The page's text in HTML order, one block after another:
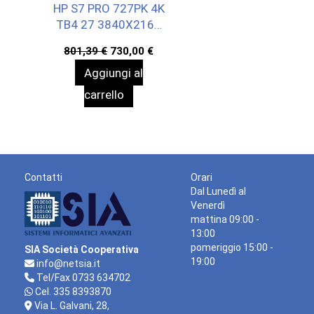
HP S7 PRO 727PK 4K
TB4 27 3840X2160
801,39€ Il
prezzo
originale
801,39 €.
730,00 €Il
prezzo
Aggiungi al
carrello
Contatti
SIA Società Cooperativa
info@netsia.it
Tel/Fax 0733 634702
Cel. 335 8393870
Via L. Galvani, 28,
Orari
Dal Lunedì al
Venerdì
mattina 09:00 -
13:00
pomeriggio 15:00 -
19:00